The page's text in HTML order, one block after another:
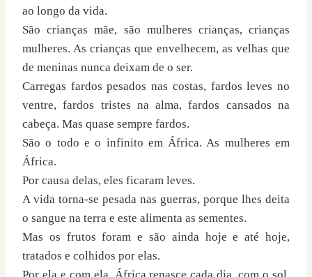
ao longo da vida.
São crianças mãe, são mulheres crianças, crianças
mulheres. As crianças que envelhecem, as velhas que
de meninas nunca deixam de o ser.
Carregas fardos pesados nas costas, fardos leves no
ventre, fardos tristes na alma, fardos cansados na
cabeça. Mas quase sempre fardos.
São o todo e o infinito em África. As mulheres em
África.
Por causa delas, eles ficaram leves.
A vida torna-se pesada nas guerras, porque lhes deita
o sangue na terra e este alimenta as sementes.
Mas os frutos foram e são ainda hoje e até hoje,
tratados e colhidos por elas.